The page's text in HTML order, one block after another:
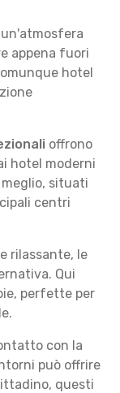
appena fuori
hotel
offrono
hotel moderni
situati
centri
rilassante, le
Qui
perfette per
con la
può offrire
questi